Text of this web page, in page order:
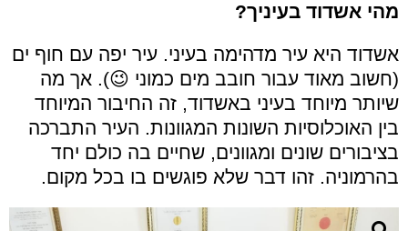
מהי אשדוד בעיניך?
אשדוד היא עיר מדהימה בעיני. עיר יפה עם חוף ים
(חשוב מאוד עבור חובב מים כמוני 😉). אך מה
שיותר מיוחד בעיני באשדוד, זה החיבור המיוחד
בין האוכלוסיות השונות המגוונות. העיר התברכה
בציבורים שונים ומגוונים, שחיים בה כולם יחד
בהרמוניה. זהו דבר שלא פוגשים בו בכל מקום.